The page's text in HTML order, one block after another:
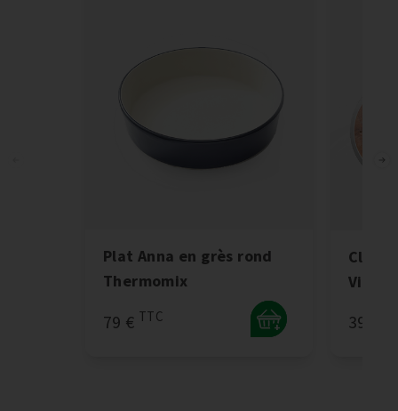
Plat Anna en grès rond
Thermomix
79 € TTC
+
Clé
39 €